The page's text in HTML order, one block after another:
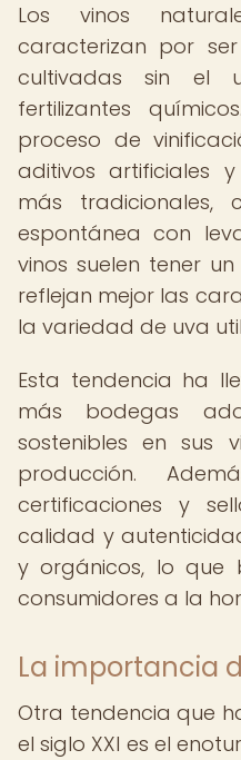
Los vinos
caracterizan por
cultivadas sin el
fertilizantes
proceso de
aditivos artificiales
más tradicionales,
espontánea con
vinos suelen tener
reflejan mejor las
la variedad de uva
Esta tendencia ha
más bodegas
sostenibles en sus
producción.
certificaciones y
calidad y
y orgánicos, lo que
consumidores a la
La importancia
Otra tendencia que
el siglo XXI es el